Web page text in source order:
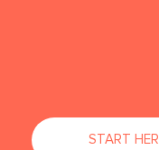
START HER